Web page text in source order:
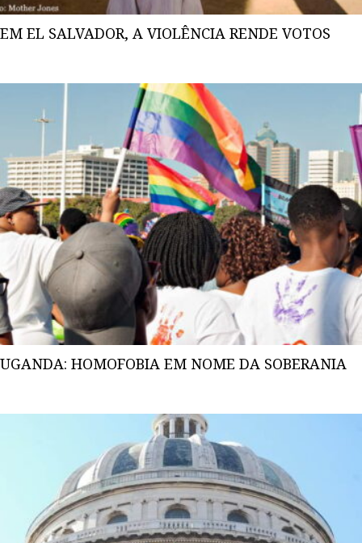
EM EL SALVADOR, A VIOLÊNCIA RENDE VOTOS
UGANDA: HOMOFOBIA EM NOME DA SOBERANIA